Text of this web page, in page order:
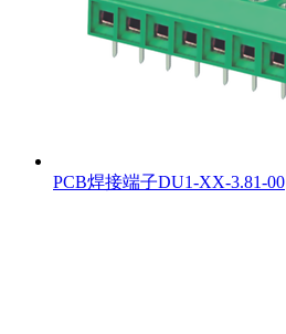
PCB焊接端子DU1-XX-3.81-00